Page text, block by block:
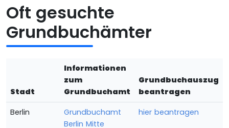
Oft gesuchte
Grundbuchämter
Stadt
Informationen
zum
Grundbuchamt
Grundbuchauszug
beantragen
Berlin
Grundbuchamt
Berlin Mitte
hier beantragen